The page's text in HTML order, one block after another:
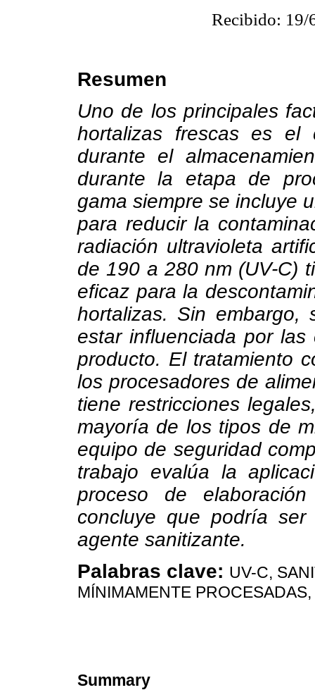
Recibido: 19/
Resumen
Uno de los principales
hortalizas frescas es el
durante el
durante la etapa de
gama siempre se incluye
para reducir la
radiación ultravioleta
de 190 a 280 nm (UV-C)
eficaz para la
hortalizas. Sin embargo,
estar influenciada por
producto. El tratamiento
los procesadores de
tiene restricciones
mayoría de los tipos de
equipo de seguridad
trabajo evalúa la
proceso de
concluye que podría
agente sanitizante.
Palabras clave: UV-C,
MÍNIMAMENTE
Summary